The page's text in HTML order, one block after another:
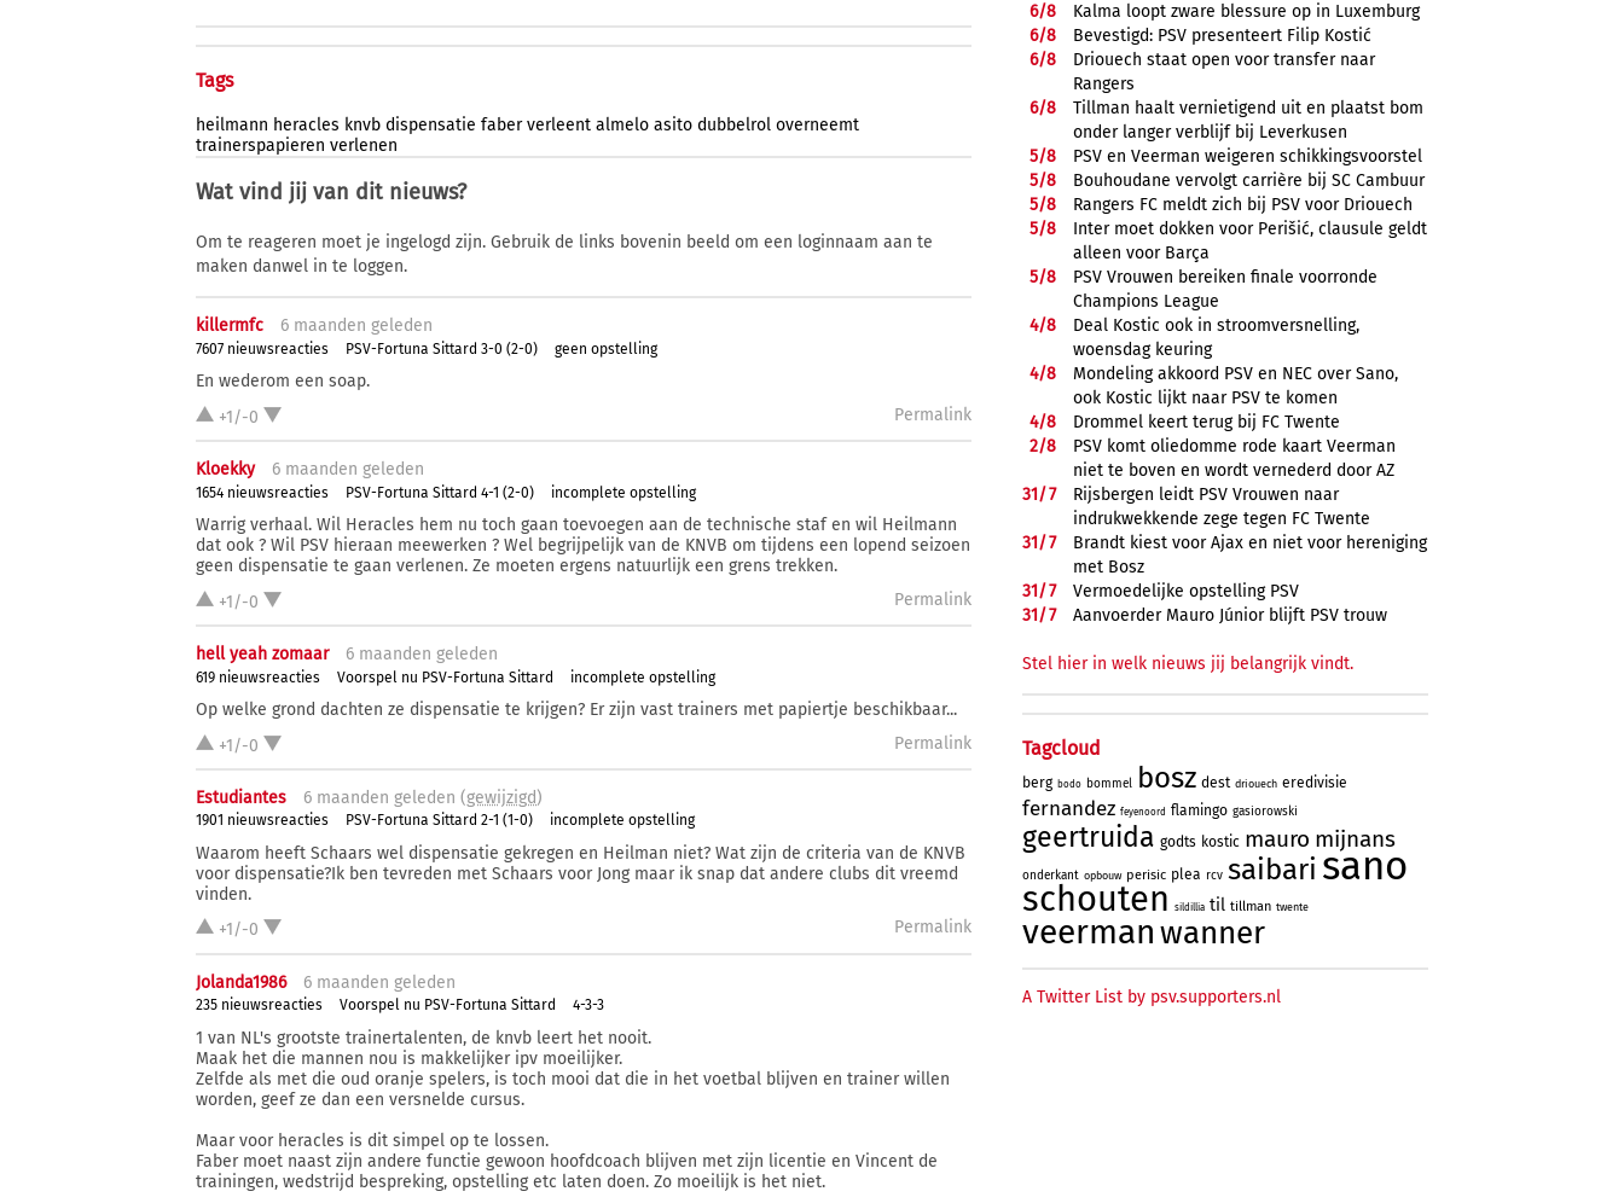
Tags
heilmann heracles knvb dispensatie faber verleent almelo asito dubbelrol overneemt
trainerspapieren verlenen
Wat vind jij van dit nieuws?
Om te reageren moet je ingelogd zijn. Gebruik de links bovenin beeld om een loginnaam aan te
maken danwel in te loggen.
killermfc 6 maanden geleden
7607 nieuwsreacties PSV-Fortuna Sittard 3-0 (2-0) geen opstelling
En wederom een soap.
+1/-0
Permalink
Kloekky 6 maanden geleden
1654 nieuwsreacties PSV-Fortuna Sittard 4-1 (2-0) incomplete opstelling
Warrig verhaal. Wil Heracles hem nu toch gaan toevoegen aan de technische staf en wil Heilmann
dat ook ? Wil PSV hieraan meewerken ? Wel begrijpelijk van de KNVB om tijdens een lopend seizoen
geen dispensatie te gaan verlenen. Ze moeten ergens natuurlijk een grens trekken.
+1/-0
Permalink
hell yeah zomaar 6 maanden geleden
619 nieuwsreacties Voorspel nu PSV-Fortuna Sittard incomplete opstelling
Op welke grond dachten ze dispensatie te krijgen? Er zijn vast trainers met papiertje beschikbaar...
+1/-0
Permalink
Estudiantes 6 maanden geleden (gewijzigd)
1901 nieuwsreacties PSV-Fortuna Sittard 2-1 (1-0) incomplete opstelling
Waarom heeft Schaars wel dispensatie gekregen en Heilman niet? Wat zijn de criteria van de KNVB
voor dispensatie?Ik ben tevreden met Schaars voor Jong maar ik snap dat andere clubs dit vreemd
vinden.
+1/-0
Permalink
Jolanda1986 6 maanden geleden
235 nieuwsreacties Voorspel nu PSV-Fortuna Sittard 4-3-3
1 van NL's grootste trainertalenten, de knvb leert het nooit.
Maak het die mannen nou is makkelijker ipv moeilijker.
Zelfde als met die oud oranje spelers, is toch mooi dat die in het voetbal blijven en trainer willen
worden, geef ze dan een versnelde cursus.
Maar voor heracles is dit simpel op te lossen.
Faber moet naast zijn andere functie gewoon hoofdcoach blijven met zijn licentie en Vincent de
trainingen, wedstrijd bespreking, opstelling etc laten doen. Zo moeilijk is het niet.
6/8
Kalma loopt zware blessure op in Luxemburg
6/8
Bevestigd: PSV presenteert Filip Kostić
6/8
Driouech staat open voor transfer naar
Rangers
6/8
Tillman haalt vernietigend uit en plaatst bom
onder langer verblijf bij Leverkusen
5/8
PSV en Veerman weigeren schikkingsvoorstel
5/8
Bouhoudane vervolgt carrière bij SC Cambuur
5/8
Rangers FC meldt zich bij PSV voor Driouech
5/8
Inter moet dokken voor Perišić, clausule geldt
alleen voor Barça
5/8
PSV Vrouwen bereiken finale voorronde
Champions League
4/8
Deal Kostic ook in stroomversnelling,
woensdag keuring
4/8
Mondeling akkoord PSV en NEC over Sano,
ook Kostic lijkt naar PSV te komen
4/8
Drommel keert terug bij FC Twente
2/8
PSV komt oliedomme rode kaart Veerman
niet te boven en wordt vernederd door AZ
31/7
Rijsbergen leidt PSV Vrouwen naar
indrukwekkende zege tegen FC Twente
31/7
Brandt kiest voor Ajax en niet voor hereniging
met Bosz
31/7
Vermoedelijke opstelling PSV
31/7 Aanvoerder Mauro Júnior blijft PSV trouw
Stel hier in welk nieuws jij belangrijk vindt.
Tagcloud
berg bodo bommel bosz dest driouech eredivisie
fernandez feyenoord flamingo gasiorowski
geertruida godts kostic mauro mijnans
onderkant opbouw perisic plea rcv saibari sano
schouten sildillia til tillman twente
veermanwanner
A Twitter List by psv.supporters.nl